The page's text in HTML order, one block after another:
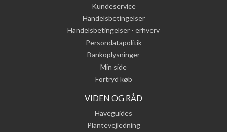
Kundeservice
Handelsbetingelser
Handelsbetingelser - erhverv
Persondatapolitik
Bankoplysninger
Min side
Fortryd køb
VIDEN OG RÅD
Haveguides
Plantevejledning